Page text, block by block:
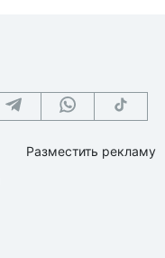
Разместить рекламу